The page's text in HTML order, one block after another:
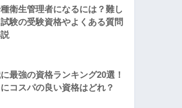
衛生管理者になるには？難し
験の受験資格やよくある質問
最強の資格ランキング20選！
コスパの良い資格はどれ？